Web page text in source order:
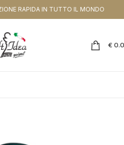
RAPIDA IN TUTTO IL MONDO
€